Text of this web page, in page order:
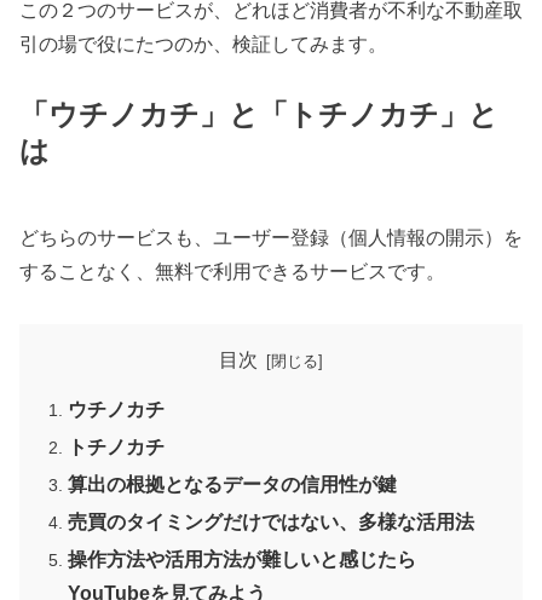
この２つのサービスが、どれほど消費者が不利な不動産取
引の場で役にたつのか、検証してみます。
「ウチノカチ」と「トチノカチ」と
は
どちらのサービスも、ユーザー登録（個人情報の開示）を
することなく、無料で利用できるサービスです。
目次
ウチノカチ
トチノカチ
算出の根拠となるデータの信用性が鍵
売買のタイミングだけではない、多様な活用法
操作方法や活用方法が難しいと感じたら
YouTubeを見てみよう